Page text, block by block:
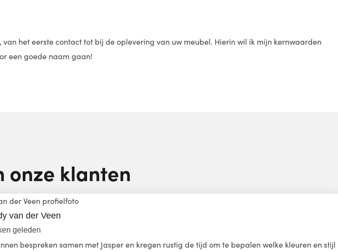
het eerste contact tot bij de oplevering van uw meubel. Hierin wil ik mijn kernwaarden
een goede naam gaan!
onze klanten
van der Veen
geleden
bespreken samen met Jasper en kregen rustig de tijd om te bepalen welke kleuren en stijl